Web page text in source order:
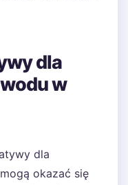
dla
w
dla
okazać się